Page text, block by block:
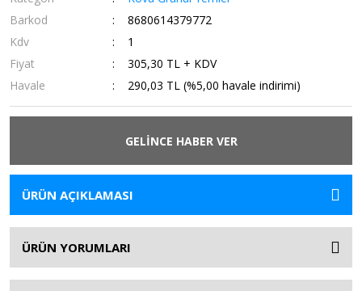
Barkod
8680614379772
Kdv
1
Fiyat
305,30 TL + KDV
Havale
290,03 TL (%5,00 havale indirimi)
GELİNCE HABER VER
ÜRÜN AÇIKLAMASI
ÜRÜN YORUMLARI